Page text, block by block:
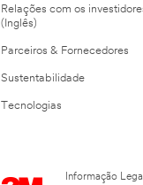
Relações com os
(Inglês)
Parceiros & Fornecedores
Sustentabilidade
Tecnologias
Informação Legal